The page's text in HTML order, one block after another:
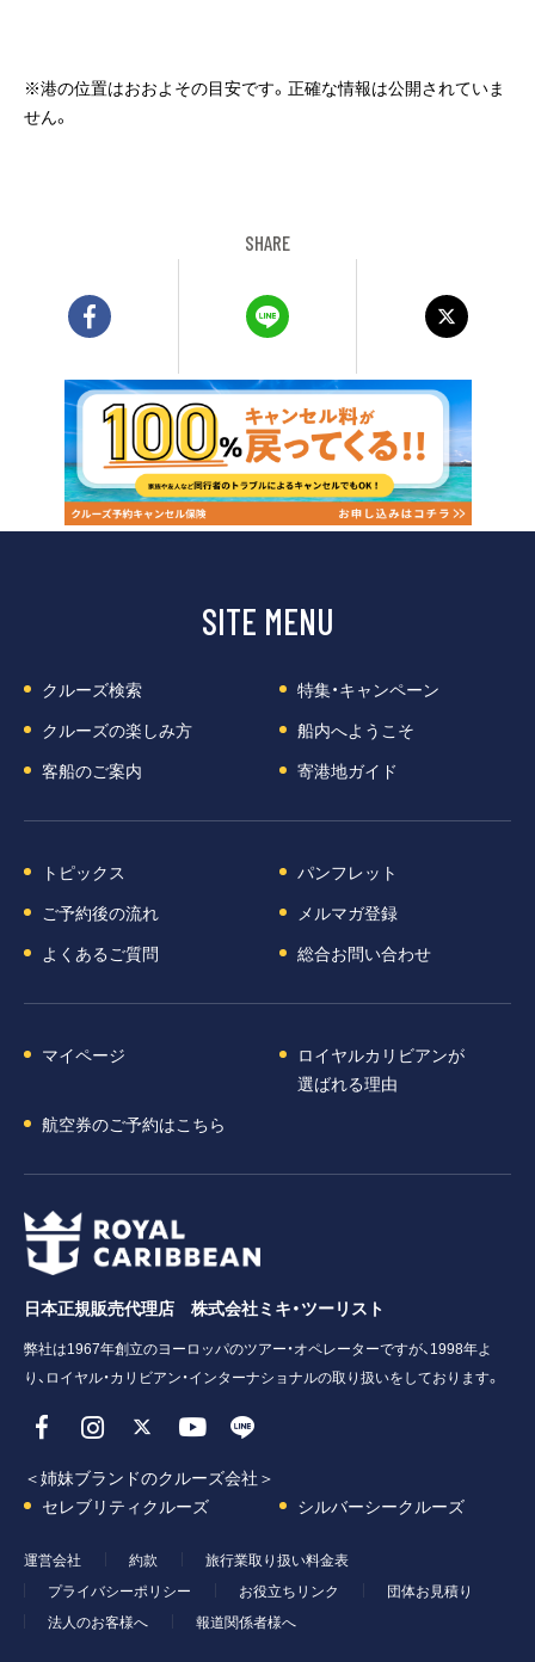
※港の位置はおおよその目安です。正確な情報は公開されていま
せん。
SHARE
SITE MENU
クルーズ検索
特集・キャンペーン
クルーズの楽しみ方
船内へようこそ
客船のご案内
寄港地ガイド
トピックス
パンフレット
ご予約後の流れ
メルマガ登録
よくあるご質問
総合お問い合わせ
マイページ
ロイヤルカリビアンが
選ばれる理由
航空券のご予約はこちら
日本正規販売代理店 株式会社ミキ・ツーリスト
弊社は1967年創立のヨーロッパのツアー・オペレーターですが、1998年よ
り、ロイヤル・カリビアン・インターナショナルの取り扱いをしております。
＜姉妹ブランドのクルーズ会社＞
セレブリティクルーズ
シルバーシークルーズ
運営会社 約款
旅行業取り扱い料金表
プライバシーポリシー
お役立ちリンク
団体お見積り
法人のお客様へ
報道関係者様へ